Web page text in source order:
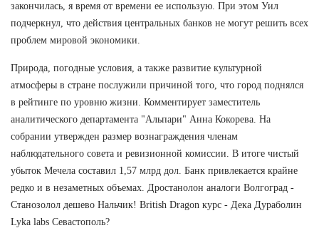
закончилась, я время от времени ее использую. При этом Уил
подчеркнул, что действия центральных банков не могут решить всех
проблем мировой экономики.
Природа, погодные условия, а также развитие культурной
атмосферы в стране послужили причиной того, что город поднялся
в рейтинге по уровню жизни. Комментирует заместитель
аналитического департамента "Альпари" Анна Кокорева. На
собрании утвержден размер вознаграждения членам
наблюдательного совета и ревизионной комиссии. В итоге чистый
убыток Мечела составил 1,57 млрд дол. Банк привлекается крайне
редко и в незаметных объемах. Дростанолон аналоги Волгоград -
Станозолол дешево Нальчик! British Dragon курс - Дека Дураболин
Lyka labs Севастополь?